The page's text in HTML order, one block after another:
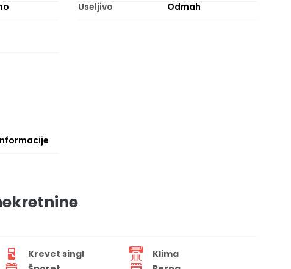
Useljivo Odmah
Krevet singl
Klima